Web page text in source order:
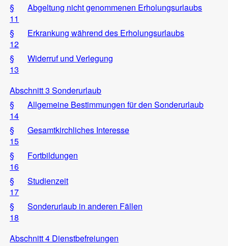
§
11
Abgeltung nicht genommenen Erholungsurlaubs
§
12
Erkrankung während des Erholungsurlaubs
§
13
Widerruf und Verlegung
Abschnitt 3 Sonderurlaub
§
14
Allgemeine Bestimmungen für den Sonderurlaub
§
15
Gesamtkirchliches Interesse
§
16
Fortbildungen
§
17
Studienzeit
§
18
Sonderurlaub in anderen Fällen
Abschnitt 4 Dienstbefreiungen